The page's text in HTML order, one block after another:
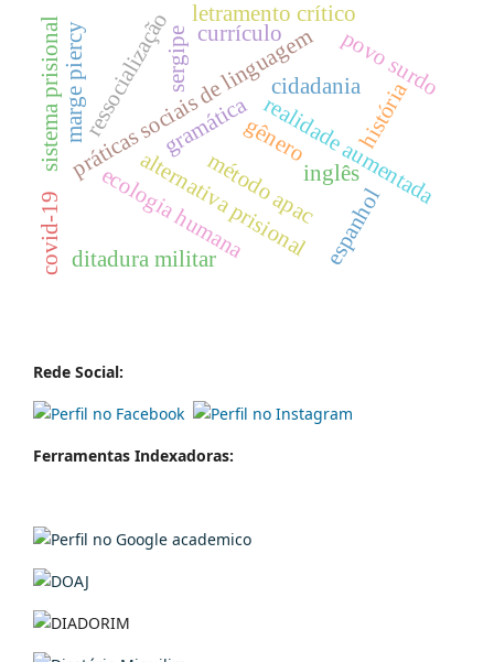
práticas sociais de linguagem
sergipe
inglês
realidade aumentada
método apac
alternativa prisional
ecologia humana
ressocialização
sistema prisionalmarge piercy história
ditadura militar
letramento crítico
gênero
cidadania
gramática
povo surdo
currículo
espanhol
covid-19
Rede Social:
Ferramentas Indexadoras: